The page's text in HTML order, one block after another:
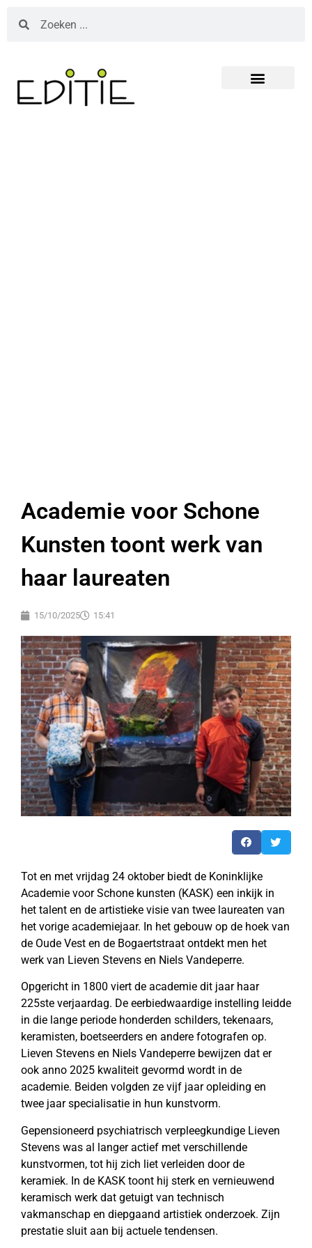
Academie voor Schone
Kunsten toont werk van
haar laureaten
15/10/2025 15:41
Tot en met vrijdag 24 oktober biedt de Koninklijke
Academie voor Schone kunsten (KASK) een inkijk in
het talent en de artistieke visie van twee laureaten van
het vorige academiejaar. In het gebouw op de hoek van
de Oude Vest en de Bogaertstraat ontdekt men het
werk van Lieven Stevens en Niels Vandeperre.
Opgericht in 1800 viert de academie dit jaar haar
225ste verjaardag. De eerbiedwaardige instelling leidde
in die lange periode honderden schilders, tekenaars,
keramisten, boetseerders en andere fotografen op.
Lieven Stevens en Niels Vandeperre bewijzen dat er
ook anno 2025 kwaliteit gevormd wordt in de
academie. Beiden volgden ze vijf jaar opleiding en
twee jaar specialisatie in hun kunstvorm.
Gepensioneerd psychiatrisch verpleegkundige Lieven
Stevens was al langer actief met verschillende
kunstvormen, tot hij zich liet verleiden door de
keramiek. In de KASK toont hij sterk en vernieuwend
keramisch werk dat getuigt van technisch
vakmanschap en diepgaand artistiek onderzoek. Zijn
prestatie sluit aan bij actuele tendensen.